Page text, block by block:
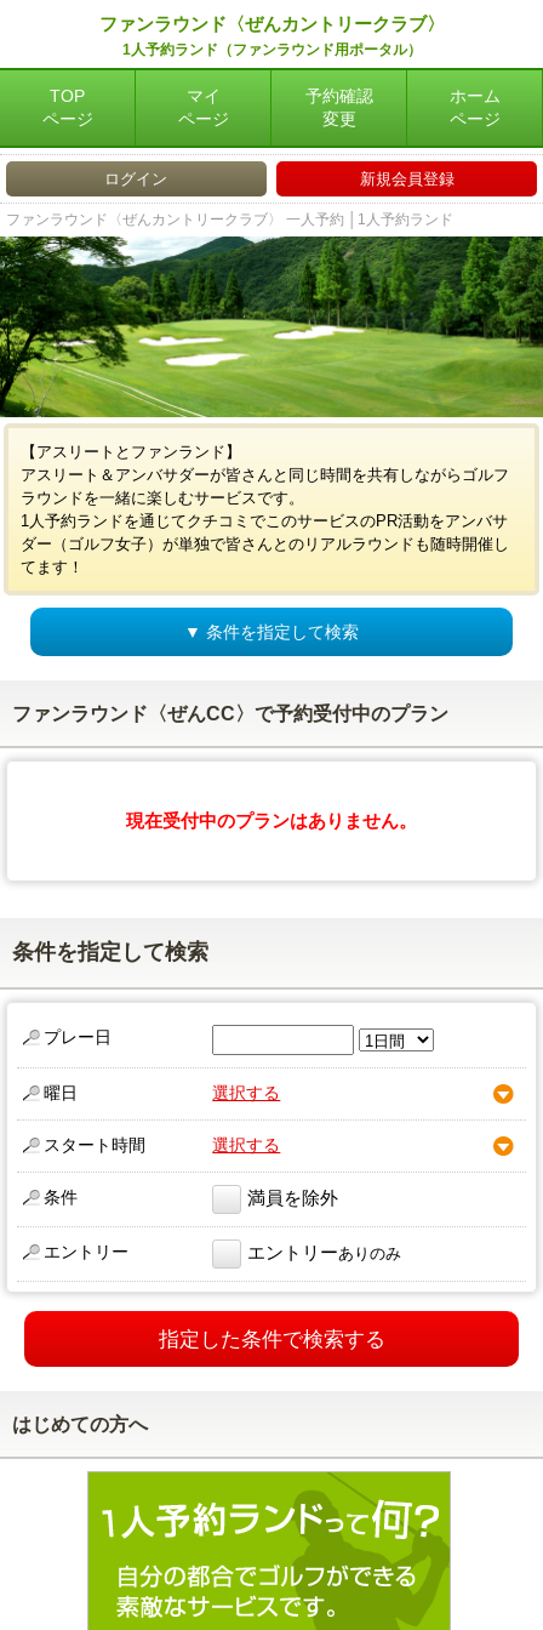
ファンラウンド〈ぜんカントリークラブ〉
1人予約ランド（ファンラウンド用ポータル）
TOP
ページ
マイ
ページ
予約確認
変更
ホーム
ページ
ログイン 新規会員登録
ファンラウンド〈ぜんカントリークラブ〉 一人予約 │1人予約ランド
【アスリートとファンランド】
アスリート＆アンバサダーが皆さんと同じ時間を共有しながらゴルフ
ラウンドを一緒に楽しむサービスです。
1人予約ランドを通じてクチコミでこのサービスのPR活動をアンバサ
ダー（ゴルフ女子）が単独で皆さんとのリアルラウンドも随時開催し
てます！
▼ 条件を指定して検索
ファンラウンド〈ぜんCC〉で予約受付中のプラン
現在受付中のプランはありません。
条件を指定して検索
プレー日
曜日 選択する
スタート時間 選択する
条件 満員を除外
エントリー エントリーありのみ
指定した条件で検索する
はじめての方へ